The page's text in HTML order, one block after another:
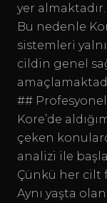
yer almaktadır.
Bu nedenle
sistemleri
cildin genel
##
Kore’de
çeken
analizi ile
Çünkü her cilt
Aynı yaşta